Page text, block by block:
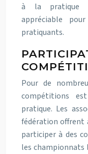
à la pratique
appréciable
pratiquants.
Pour de
compétitions
pratique. Les
fédération offrent
participer à des
les championnats